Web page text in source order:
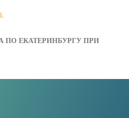
ПО ЕКАТЕРИНБУРГУ ПРИ